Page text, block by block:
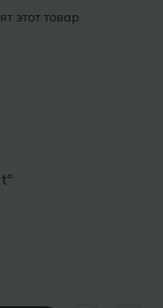
этот товар
Саранск